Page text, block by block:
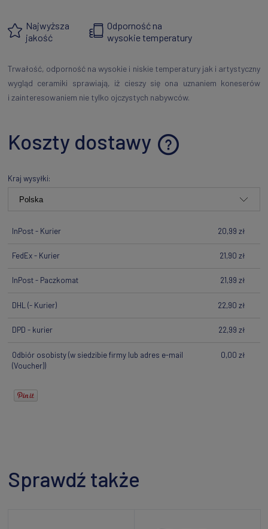
Najwyższa
jakość
Odporność na
wysokie temperatury
Trwałość, odporność na wysokie i niskie temperatury jak i artystyczny
wygląd ceramiki sprawiają, iż cieszy się ona uznaniem koneserów
i zainteresowaniem nie tylko ojczystych nabywców.
Koszty dostawy
Cena nie zawiera ewentualnych kosztów płatności
Kraj wysyłki:
InPost - Kurier 20,99 zł
FedEx - Kurier 21,90 zł
InPost - Paczkomat 21,99 zł
DHL (- Kurier) 22,90 zł
DPD - kurier 22,99 zł
Odbiór osobisty(w siedzibie firmy lub adres e-mail
(Voucher))
0,00 zł
Sprawdź także